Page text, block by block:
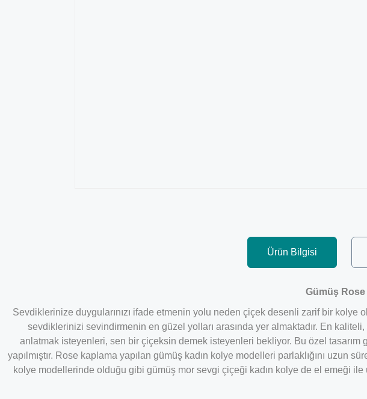
Ürün Bilgisi
Gümüş
Sevdiklerinize duygularınızı ifade etmenin yolu neden çiçek desenli zarif bir
sevdiklerinizi sevindirmenin en güzel yolları arasında yer almaktadır. En
anlatmak isteyenleri, sen bir çiçeksin demek isteyenleri bekliyor. Bu özel
yapılmıştır. Rose kaplama yapılan gümüş kadın kolye modelleri parlaklığını
kolye modellerinde olduğu gibi gümüş mor sevgi çiçeği kadın kolye de el emeği